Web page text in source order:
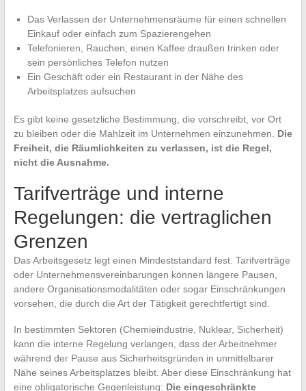
Das Verlassen der Unternehmensräume für einen schnellen
Einkauf oder einfach zum Spazierengehen
Telefonieren, Rauchen, einen Kaffee draußen trinken oder
sein persönliches Telefon nutzen
Ein Geschäft oder ein Restaurant in der Nähe des
Arbeitsplatzes aufsuchen
Es gibt keine gesetzliche Bestimmung, die vorschreibt, vor Ort
zu bleiben oder die Mahlzeit im Unternehmen einzunehmen. Die
Freiheit, die Räumlichkeiten zu verlassen, ist die Regel,
nicht die Ausnahme.
Tarifverträge und interne
Regelungen: die vertraglichen
Grenzen
Das Arbeitsgesetz legt einen Mindeststandard fest. Tarifverträge
oder Unternehmensvereinbarungen können längere Pausen,
andere Organisationsmodalitäten oder sogar Einschränkungen
vorsehen, die durch die Art der Tätigkeit gerechtfertigt sind.
In bestimmten Sektoren (Chemieindustrie, Nuklear, Sicherheit)
kann die interne Regelung verlangen, dass der Arbeitnehmer
während der Pause aus Sicherheitsgründen in unmittelbarer
Nähe seines Arbeitsplatzes bleibt. Aber diese Einschränkung hat
eine obligatorische Gegenleistung: Die eingeschränkte